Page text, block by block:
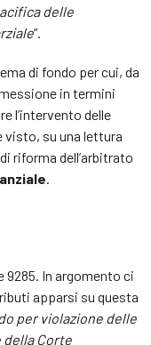
delle
”.
di fondo per cui, da
in termini
l’intervento delle
visto, su una lettura
riforma dell’arbitrato
.
9285. In argomento ci
apparsi su questa
per violazione delle
Corte